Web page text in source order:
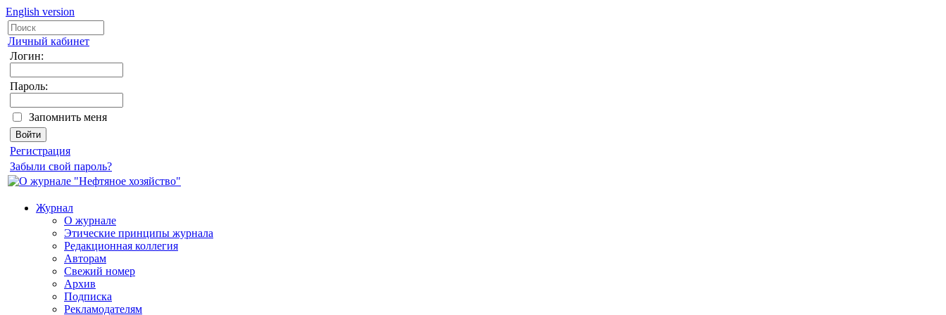
English version
Личный кабинет
Логин:
Пароль:
Запомнить меня
Регистрация
Забыли свой пароль?
Журнал
О журнале
Этические принципы журнала
Редакционная коллегия
Авторам
Свежий номер
Архив
Подписка
Рекламодателям